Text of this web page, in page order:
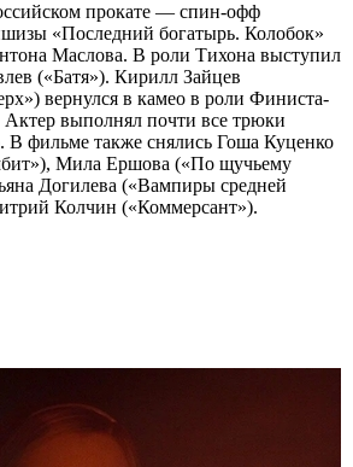
прокате — спин-офф
«Последний богатырь. Колобок»
Маслова. В роли Тихона выступил
(«Батя»). Кирилл Зайцев
вернулся в камео в роли Финиста-
выполнял почти все трюки
В фильме также снялись Гоша Куценко
Мила Ершова («По щучьему
Догилева («Вампиры средней
Колчин («Коммерсант»).